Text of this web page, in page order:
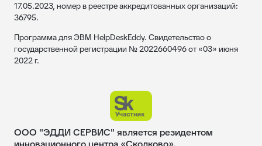
17.05.2023, номер в реестре аккредитованных организаций:
36795.
Программа для ЭВМ HelpDeskEddy. Свидетельство о
государственной регистрации № 2022660496 от «03» июня
2022 г.
ООО "ЭДДИ СЕРВИС" является резидентом